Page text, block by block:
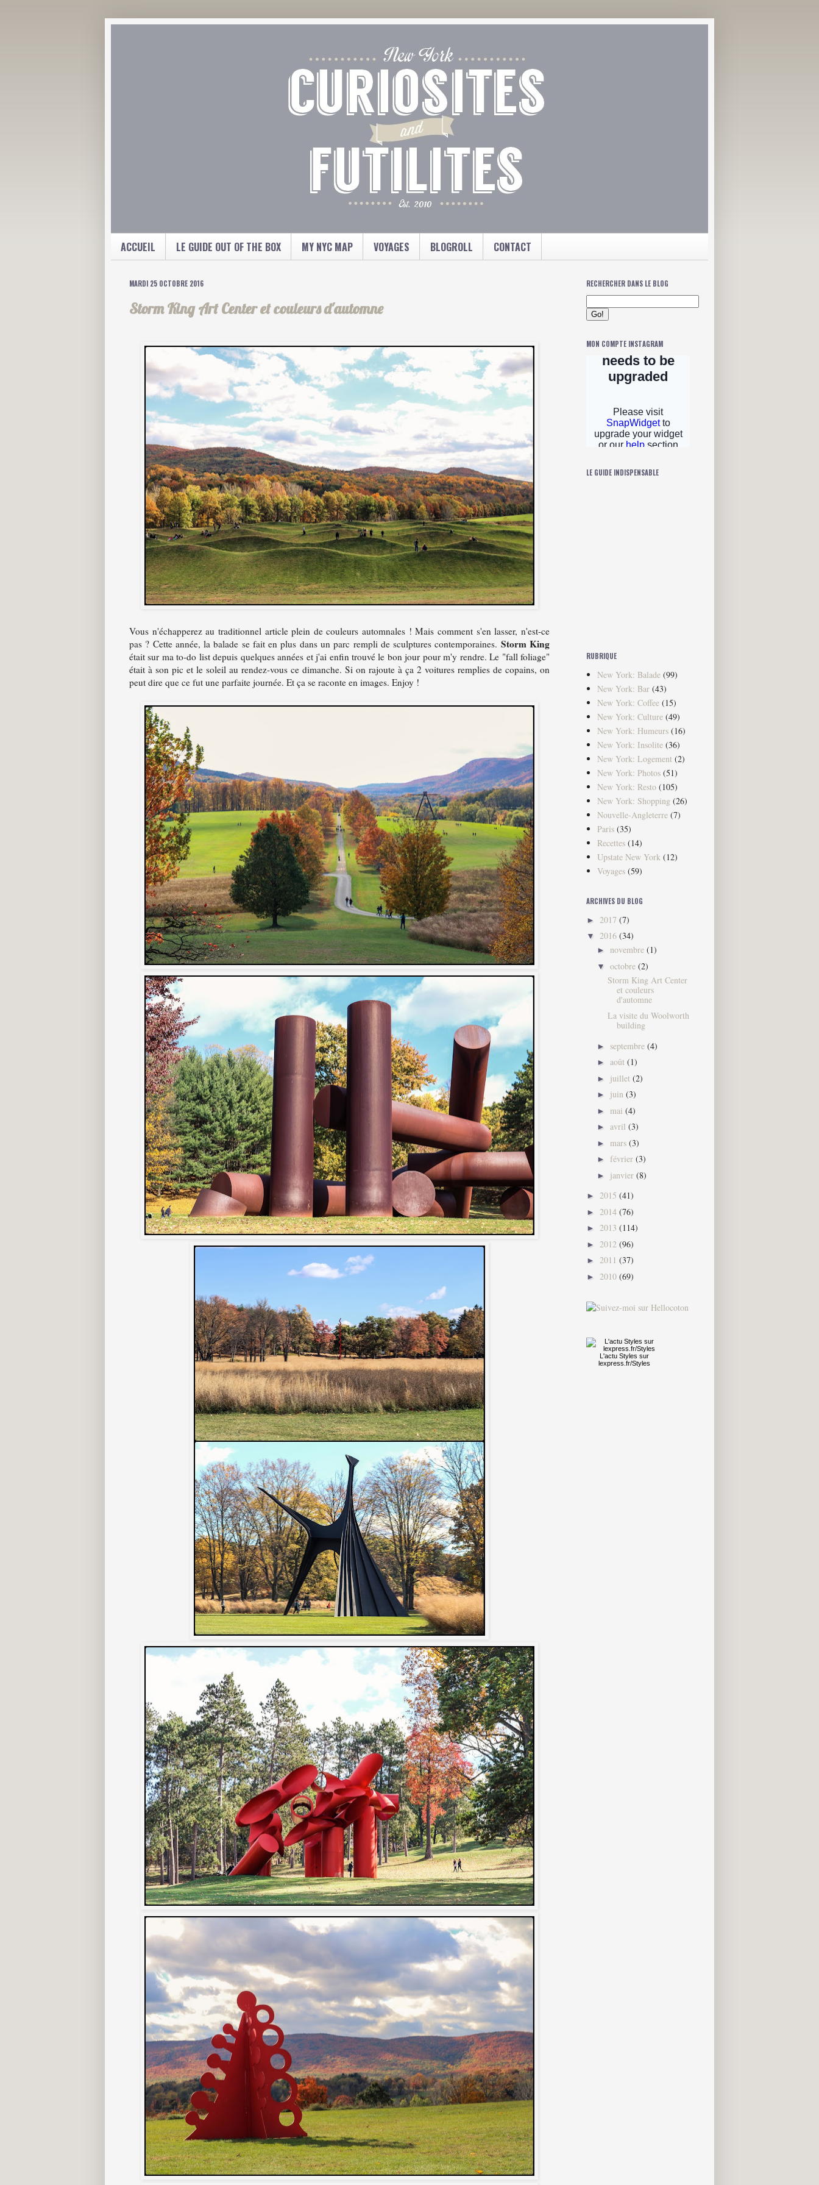
ACCUEIL LE GUIDE OUT OF THE BOX MY NYC MAP VOYAGES BLOGROLL CONTACT
MARDI 25 OCTOBRE 2016
Storm King Art Center et couleurs d'automne
Vous n'échapperez au traditionnel article plein de couleurs automnales ! Mais comment s'en lasser, n'est-ce
pas ? Cette année, la balade se fait en plus dans un parc rempli de sculptures contemporaines. Storm King
était sur ma to-do list depuis quelques années et j'ai enfin trouvé le bon jour pour m'y rendre. Le "fall foliage"
était à son pic et le soleil au rendez-vous ce dimanche. Si on rajoute à ça 2 voitures remplies de copains, on
peut dire que ce fut une parfaite journée. Et ça se raconte en images. Enjoy !
RECHERCHER DANS LE BLOG
MON COMPTE INSTAGRAM
LE GUIDE INDISPENSABLE
RUBRIQUE
New York: Balade (99)
New York: Bar (43)
New York: Coffee (15)
New York: Culture (49)
New York: Humeurs (16)
New York: Insolite (36)
New York: Logement (2)
New York: Photos (51)
New York: Resto (105)
New York: Shopping (26)
Nouvelle-Angleterre (7)
Paris (35)
Recettes (14)
Upstate New York (12)
Voyages (59)
ARCHIVES DU BLOG
► 2017 (7)
▼ 2016 (34)
► novembre (1)
▼ octobre (2)
Storm King Art Center
et couleurs
d'automne
La visite du Woolworth
building
► septembre (4)
► août (1)
► juillet (2)
► juin (3)
► mai (4)
► avril (3)
► mars (3)
► février (3)
► janvier (8)
► 2015 (41)
► 2014 (76)
► 2013 (114)
► 2012 (96)
► 2011 (37)
► 2010 (69)
L'actu Styles sur
lexpress.fr/Styles